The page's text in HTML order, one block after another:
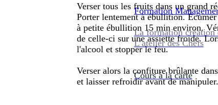
Formation
La formation création
L’atelier des Chefs
Cours à la carte
Verser tous les fruits dans un grand
Porter lentement à ébullition.
à petite ébullition 15 min environ.
de celle-ci sur une assiette froide.
l'alcool et stopper le feu.
Verser alors la confiture brûlante
et laisser refroidir avant de manipuler.